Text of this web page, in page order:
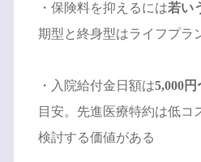
・保険料を抑えるには若い
期型と終身型はライフプラ
・入院給付金日額は5,000円
目安。先進医療特約は低コ
検討する価値がある